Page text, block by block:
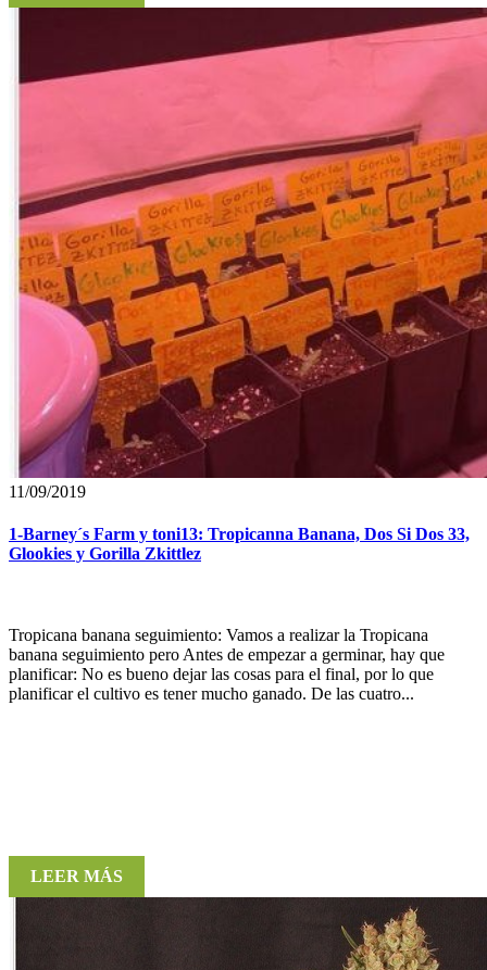
11/09/2019
1-Barney´s Farm y toni13: Tropicanna Banana, Dos Si Dos 33,
Glookies y Gorilla Zkittlez
Tropicana banana seguimiento: Vamos a realizar la Tropicana
banana seguimiento pero Antes de empezar a germinar, hay que
planificar: No es bueno dejar las cosas para el final, por lo que
planificar el cultivo es tener mucho ganado. De las cuatro...
LEER MÁS